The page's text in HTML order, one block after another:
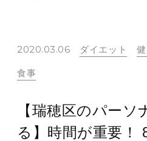
2020.03.06 ダイエット
食事
【瑞穂区のパーソ
る】時間が重要！